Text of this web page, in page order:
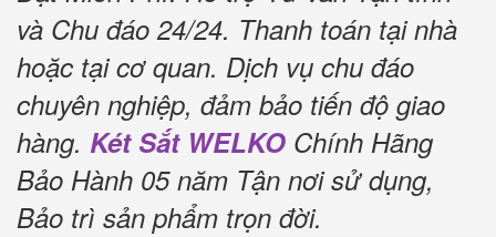
và Chu đáo 24/24. Thanh toán tại nhà
hoặc tại cơ quan. Dịch vụ chu đáo
chuyên nghiệp, đảm bảo tiến độ giao
hàng. Két Sắt WELKO Chính Hãng
Bảo Hành 05 năm Tận nơi sử dụng,
Bảo trì sản phẩm trọn đời.